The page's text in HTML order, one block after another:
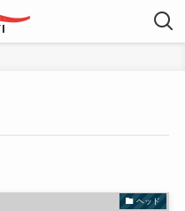
ヘッド